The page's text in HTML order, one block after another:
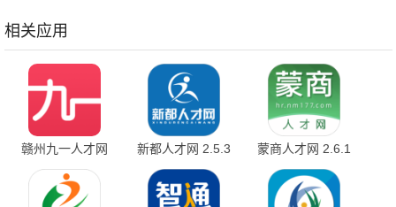
相关应用
赣州九一人才网
2.7.4 官方版
新都人才网 2.5.3
官方版
蒙商人才网 2.6.1
安卓版